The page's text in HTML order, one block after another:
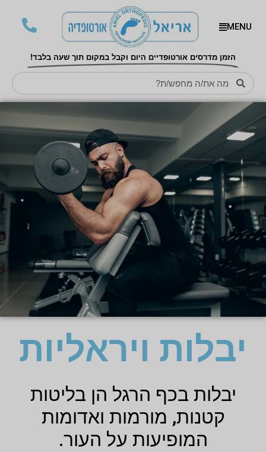
MENU
הזמן מדרסים אורטופדיים היום וקבל במקום תוך שעה בלבד!
יבלות ויראליות
יבלות בכף הרגל הן בליטות
קטנות, מורמות ואדומות
המופיעות על העור.